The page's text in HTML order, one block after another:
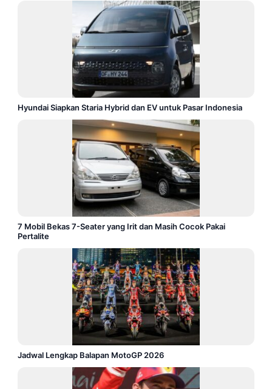
Hyundai Siapkan Staria Hybrid dan EV untuk Pasar Indonesia
7 Mobil Bekas 7-Seater yang Irit dan Masih Cocok Pakai
Pertalite
Jadwal Lengkap Balapan MotoGP 2026